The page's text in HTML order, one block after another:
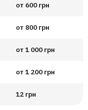
от 600 грн
от 800 грн
от 1 000 грн
от 1 200 грн
12 грн